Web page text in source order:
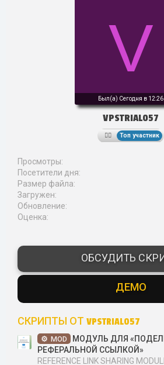
V
Был(а) Сегодня в 12:26
VPSTRIAL057
Топ участник
Просмотры
Посетители дня
Размер файла
Загружен
Обновление
Оценка
ОБСУДИТЬ
ДЕМО
СКРИПТЫ ОТ VPSTRIAL057
MOD
МОДУЛЬ ДЛЯ
РЕФЕРАЛЬНОЙ ССЫЛКОЙ»
REFERENCE LINK SHARING